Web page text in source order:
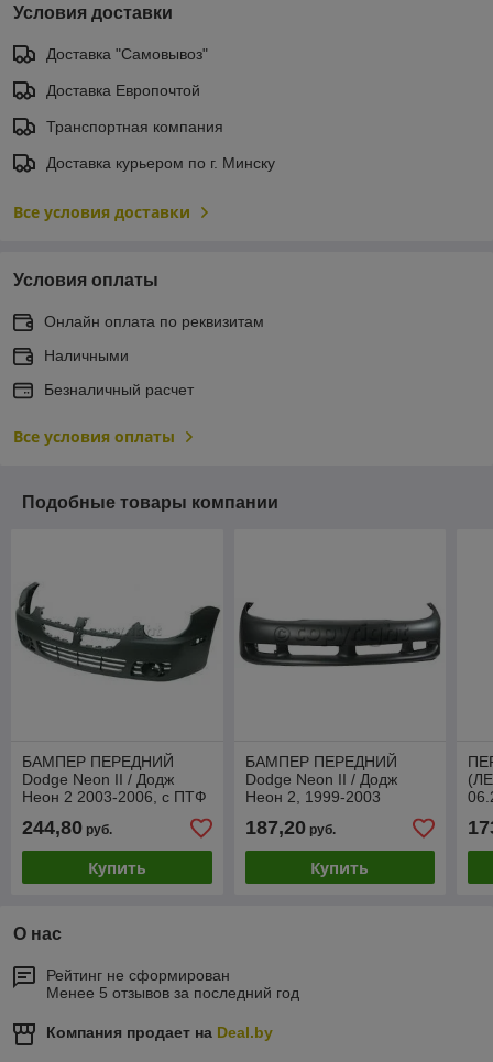
Условия доставки
Доставка "Самовывоз"
Доставка Европочтой
Транспортная компания
Доставка курьером по г. Минску
Все условия доставки
Условия оплаты
Онлайн оплата по реквизитам
Наличными
Безналичный расчет
Все условия оплаты
Подобные товары компании
БАМПЕР ПЕРЕДНИЙ
Dodge Neon II / Додж
Неон 2 2003-2006, с ПТФ
244,80 руб.
Купить
БАМПЕР ПЕРЕДНИЙ
Dodge Neon II / Додж
Неон 2, 1999-2003
187,20руб.
Купить
О нас
Рейтинг не сформирован
Менее 5 отзывов за последний год
Компания продает на Deal.by